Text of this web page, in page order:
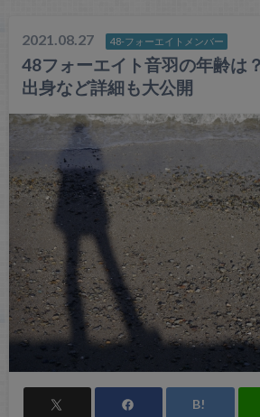
2021.08.27 48-フォーエイトメンバー
48フォーエイト音羽の年齢は
出身など詳細も大公開